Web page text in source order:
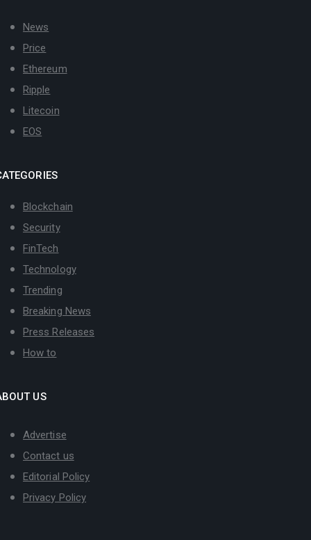
News
Price
Ethereum
Ripple
Litecoin
EOS
Blockchain
Security
FinTech
Technology
Trending
Breaking News
Press Releases
How to
US
Advertise
Contact us
Editorial Policy
Privacy Policy